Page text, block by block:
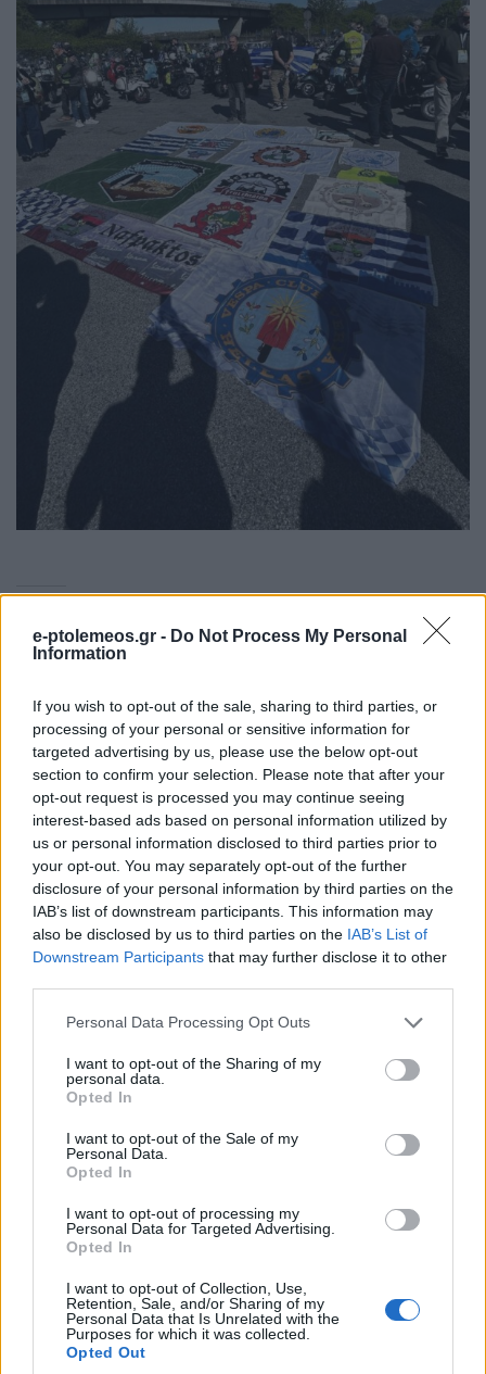
e-ptolemeos.gr - Do Not Process My Personal
Information
If you wish to opt-out of the sale, sharing to third parties, or
processing of your personal or sensitive information for
targeted advertising by us, please use the below opt-out
section to confirm your selection. Please note that after your
opt-out request is processed you may continue seeing
interest-based ads based on personal information utilized by
us or personal information disclosed to third parties prior to
your opt-out. You may separately opt-out of the further
disclosure of your personal information by third parties on the
IAB’s list of downstream participants. This information may
also be disclosed by us to third parties on the IAB’s List of
Downstream Participants that may further disclose it to other
Please note that this website/app uses one or more Google
not limited to your visit or usage behaviour. You may click to
grant or deny consent to Google and its third-party tags to
use your data for below specified purposes in below Google
consent section.
Personal Data Processing Opt Outs
I want to opt-out of the Sharing of my
personal data.
Opted In
I want to opt-out of the Sale of my
Personal Data.
Opted In
I want to opt-out of processing my
Personal Data for Targeted Advertising.
Opted In
I want to opt-out of Collection, Use,
Retention, Sale, and/or Sharing of my
Personal Data that Is Unrelated with the
Purposes for which it was collected.
Opted Out
Το Vespa Club Πτολεμαΐδας
έδωσε το “παρών” στην
παγκόσμια διοργάνωση για
τους φίλους της Vespa
(φωτο-video)
18 Απριλίου 2024, 7:55 μμ
σε "Ρεπορτάζ"
X. Ροσερά: Οι βεσπάδες
την Ιταλία
9 Απριλίου 2024, 6:00 μμ
σε "True Story Radio"
460 αναβάτες βέσπας
συναντήθηκαν το
καλοκαίρι στην
Πελοπόννησο – 6 μέλη του
Vespa Club Πτολεμαΐδας
6 Σεπτεμβρίου 2024, 8:20 μμ
σε "True Story Radio"
Ακολουθήστε μας στοGoogle News
και μάθετε πρώτοι όλες τις ειδήσεις!